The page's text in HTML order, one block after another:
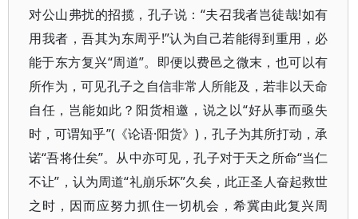
对公山弗扰的招揽，孔子说：“夫召我者岂徒哉!如有
用我者，吾其为东周乎!”认为自己若能得到重用，必
能于东方复兴“周道”。即便以费邑之微末，也可以有
所作为，可见孔子之自信非常人所能及，若非以天命
自任，岂能如此？阳货相邀，说之以“好从事而亟失
时，可谓知乎”(《论语·阳货》)，孔子为其所打动，承
诺“吾将仕矣”。从中亦可见，孔子对于天之所命“当仁
不让”，认为周道“礼崩乐坏”久矣，此正圣人奋起救世
之时，因而应努力抓住一切机会，希冀由此复兴周